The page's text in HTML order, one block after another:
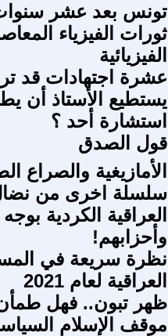
تونس بعد عشر
ثورات الفيزياء
الفيزيائية
عشرة اجتهادات قد
يستطيع الأستاذ أن
استشارة أحد ؟
قول الصدق
الأمازيغية والصراع
سلسلة اخرى من
العراقية الكردية
وأحزابهم!
نظرة سريعة في
العراقية لعام 2021
ظهر تبون.. فهل طمأن
موقف الإسلام